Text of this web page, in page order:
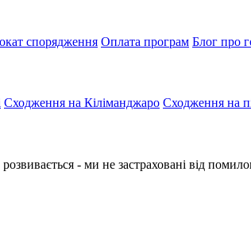
спорядження Оплата програм Блог про
Сходження на Кіліманджаро Сходження на
- ми не застраховані від